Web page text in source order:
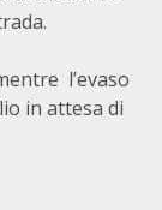
l’evaso
in attesa di